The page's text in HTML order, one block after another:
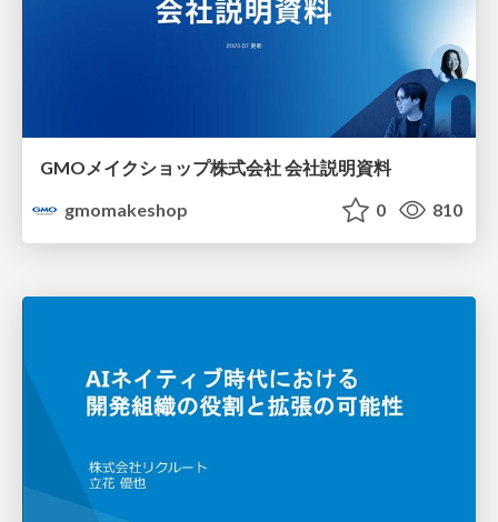
GMOメイクショップ株式会社 会社説明資料
gmomakeshop
0 810